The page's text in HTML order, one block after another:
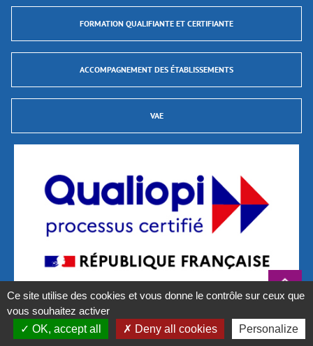
FORMATION QUALIFIANTE ET CERTIFIANTE
ACCOMPAGNEMENT DES ÉTABLISSEMENTS
VAE
La certification qualité a été délivrée au titre des catégories d’actions suivantes :
Actions de formation et Validations des Acquis de L’Expérience (VAE)
Ce site utilise des cookies et vous donne le contrôle sur ceux que
vous souhaitez activer
OK, accept all
Deny all cookies Personalize